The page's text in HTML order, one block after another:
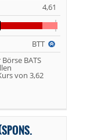
4,61
BTT
BATS
von 3,62